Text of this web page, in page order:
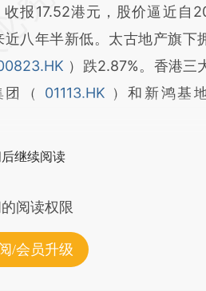
收报17.52港元，股价逼近自
近八年半新低。太古地产旗下
）跌2.87%。香港三
（ 01113.HK ）和新鸿基
继续阅读
阅读权限
/会员升级